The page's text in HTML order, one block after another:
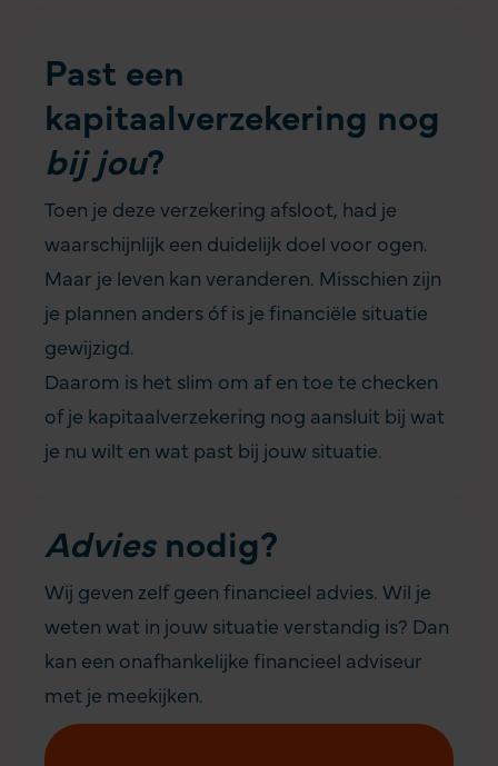
Past een
kapitaalverzekering nog
bij jou?
Toen je deze verzekering afsloot, had je
waarschijnlijk een duidelijk doel voor ogen.
Maar je leven kan veranderen. Misschien zijn
je plannen anders óf is je financiële situatie
gewijzigd.
Daarom is het slim om af en toe te checken
of je kapitaalverzekering nog aansluit bij wat
je nu wilt en wat past bij jouw situatie.
Advies nodig?
Wij geven zelf geen financieel advies. Wil je
weten wat in jouw situatie verstandig is? Dan
kan een onafhankelijke financieel adviseur
met je meekijken.